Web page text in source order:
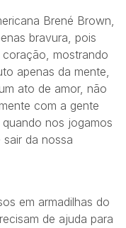
Brené Brown,
bravura, pois
mostrando
apenas da mente,
ato de amor, não
com a gente
nos jogamos
da nossa
em armadilhas do
de ajuda para